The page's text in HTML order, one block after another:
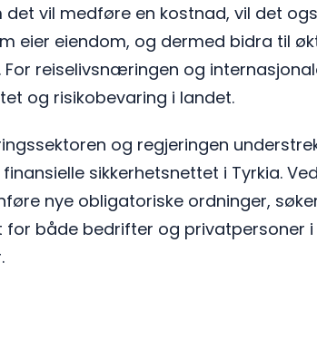
vil medføre en kostnad, vil det
eier eiendom, og dermed bidra til
reiselivsnæringen og
og risikobevaring i landet.
og regjeringen
sikkerhetsnettet i Tyrkia.
nye obligatoriske ordninger,
både bedrifter og privatpersoner